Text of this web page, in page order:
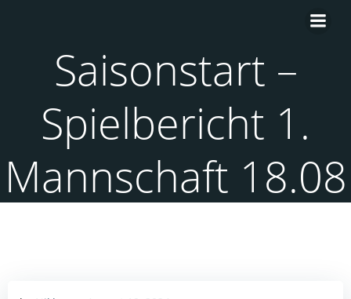
Saisonstart –
Spielbericht 1.
Mannschaft 18.08